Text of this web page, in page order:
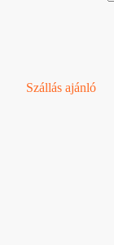
Szállás ajánló